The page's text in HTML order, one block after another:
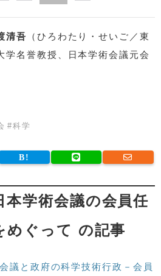
清吾
（ひろわたり・せいご／東
学名誉教授、日本学術会議元会
#科学
本学術会議の会員任
めぐって の記事
議と政府の科学技術行政－会員